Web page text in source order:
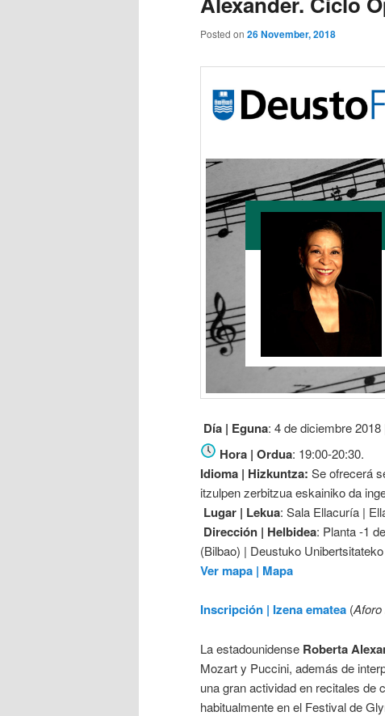
Posted on 26 November, 2018
Día | Eguna: 4 de diciembre
Hora | Ordua: 19:00-20:30.
Idioma | Hizkuntza: Se ofrecerá
itzulpen zerbitzua eskainiko da
Lugar | Lekua: Sala Ellacuría |
Dirección | Helbidea: Planta -1
(Bilbao) | Deustuko
Ver mapa | Mapa
Inscripción | Izena ematea (Aforo
La estadounidense Roberta
Mozart y Puccini, además de
una gran actividad en recitales
habitualmente en el Festival de